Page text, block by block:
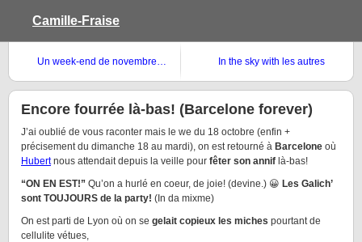
Camille-Fraise
Un week-end de novembre…
In the sky with les autres
Encore fourrée là-bas! (Barcelone forever)
J’ai oublié de vous raconter mais le we du 18 octobre (enfin +
précisement du dimanche 18 au mardi), on est retourné à Barcelone où
Hubertnous attendait depuis la veille pour fêter son annif là-bas!
“ON EN EST!” Qu’on a hurlé en coeur, de joie! (devine.) 😀 Les Galich’
sont TOUJOURS de la party! (In da mixme)
On est parti de Lyon où on se gelait copieux les miches pourtant de
cellulite vétues,